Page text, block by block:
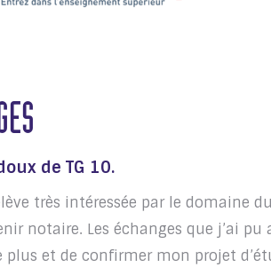
de TG 10.
très intéressée par le domaine
notaire. Les échanges que j’ai
plus et de confirmer mon projet